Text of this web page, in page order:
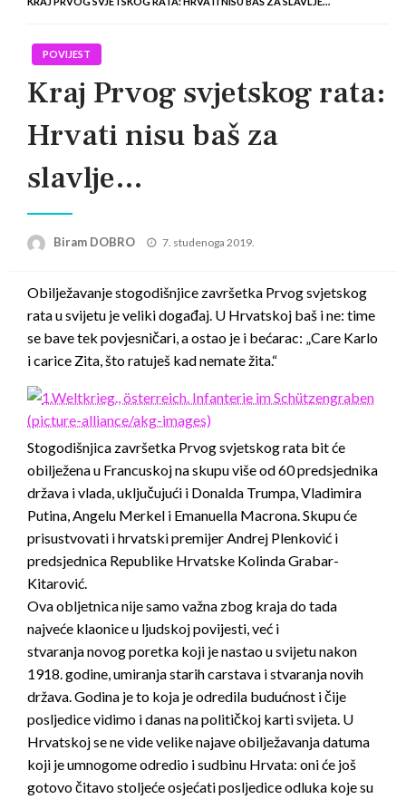
POVIJEST
Kraj Prvog svjetskog rata:
Hrvati nisu baš za
slavlje…
Biram DOBRO
Posted
7. studenoga 2019.
Obilježavanje stogodišnjice završetka Prvog svjetskog
rata u svijetu je veliki događaj. U Hrvatskoj baš i ne: time
se bave tek povjesničari, a ostao je i bećarac: „Care Karlo
i carice Zita, što ratuješ kad nemate žita.“
Stogodišnjica završetka Prvog svjetskog rata bit će
obilježena u Francuskoj na skupu više od 60 predsjednika
država i vlada, uključujući i Donalda Trumpa, Vladimira
Putina, Angelu Merkel i Emanuella Macrona. Skupu će
prisustvovati i hrvatski premijer Andrej Plenković i
predsjednica Republike Hrvatske Kolinda Grabar-
Kitarović.
Ova obljetnica nije samo važna zbog kraja do tada
najveće klaonice u ljudskoj povijesti, već i
stvaranja novog poretka koji je nastao u svijetu nakon
1918. godine, umiranja starih carstava i stvaranja novih
država. Godina je to koja je odredila budućnost i čije
posljedice vidimo i danas na političkoj karti svijeta. U
Hrvatskoj se ne vide velike najave obilježavanja datuma
koji je umnogome odredio i sudbinu Hrvata: oni će još
gotovo čitavo stoljeće osjećati posljedice odluka koje su